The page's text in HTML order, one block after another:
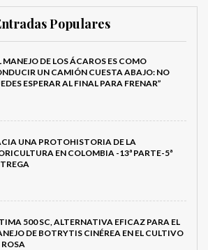
Populares
MANEJO DE LOS ÁCAROS ES COMO
UN CAMIÓN CUESTA ABAJO: NO
ESPERAR AL FINAL PARA FRENAR”
UNA PROTOHISTORIA DE LA
EN COLOMBIA -13ª PARTE-5ª
500 SC, ALTERNATIVA EFICAZ PARA EL
DE BOTRYTIS CINÉREA EN EL CULTIVO
ROSA